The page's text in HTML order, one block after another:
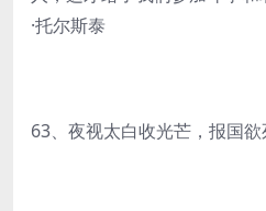
·托尔斯泰
63、夜视太白收光芒，报国